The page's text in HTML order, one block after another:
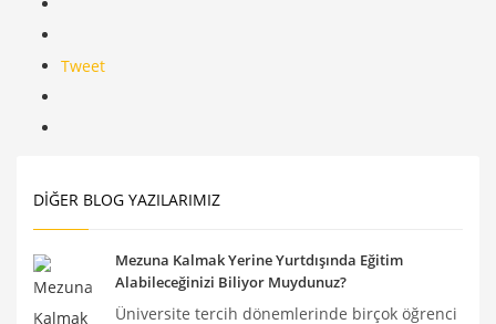
Tweet
DIĞER BLOG YAZILARIMIZ
Mezuna Kalmak Yerine Yurtdışında Eğitim
Alabileceğinizi Biliyor Muydunuz?
Üniversite tercih dönemlerinde birçok öğrenci